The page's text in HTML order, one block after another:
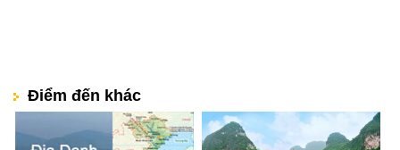
Điểm đến khác